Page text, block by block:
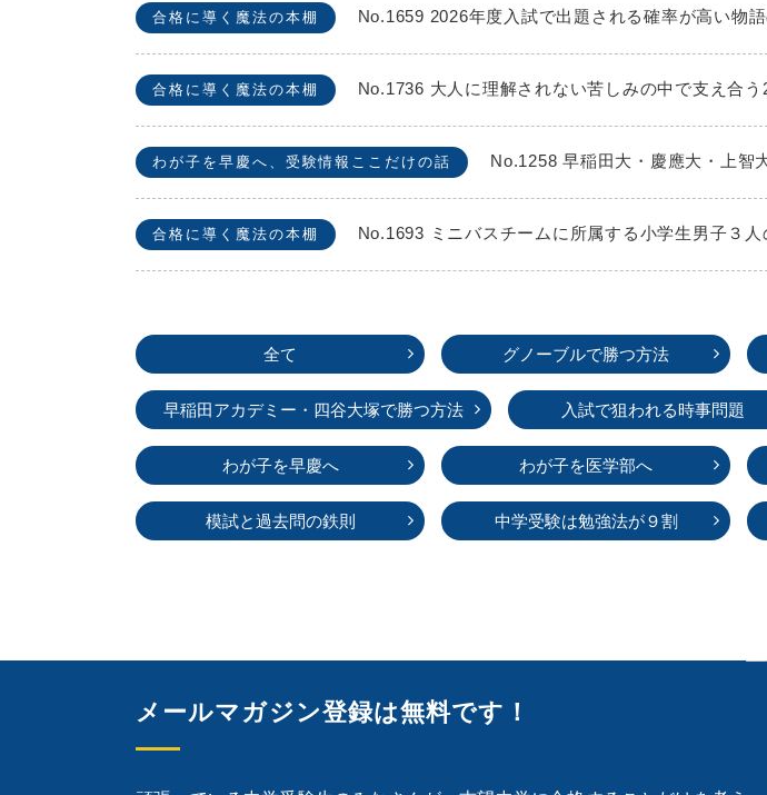
合格に導く魔法の本棚 No.1659 2026年度入試で出題される確率が高い物
合格に導く魔法の本棚 No.1736 大人に理解されない苦しみの中で支え合
わが子を早慶へ、受験情報ここだけの話 No.1258 早稲田大・慶應大・上智
合格に導く魔法の本棚 No.1693 ミニバスチームに所属する小学生男子３
全て グノーブルで勝つ方法
早稲田アカデミー・ 四谷大塚で勝つ方法 入試で狙われる時事問題
わが子を早慶へ わが子を医学部へ
模試と過去問の鉄則 中学受験は勉強法が９割
メールマガジン登録は無料です！